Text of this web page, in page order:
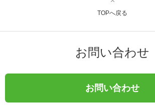
TOPへ戻る
お問い合わせ
お問い合わせ